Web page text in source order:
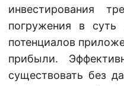
инвестирования
погружения в
потенциалов
прибыли.
существовать без